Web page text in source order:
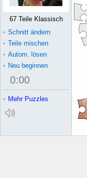
67 Teile Klassisch
• Schnitt ändern
• Teile mischen
• Autom. lösen
• Neu beginnen
0:00
• Mehr Puzzles